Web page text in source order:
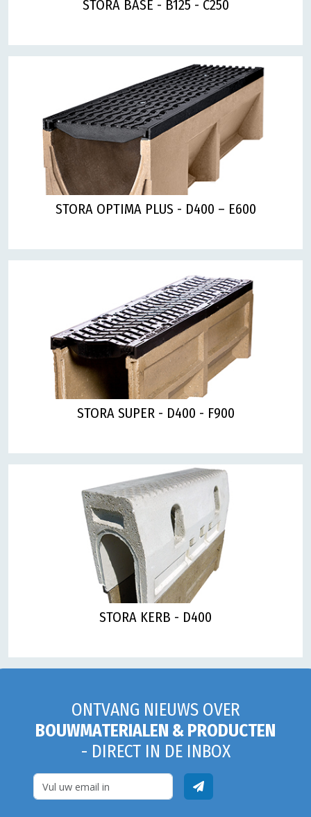
STORA BASE - B125 - C250
STORA OPTIMA PLUS - D400 – E600
STORA SUPER - D400 - F900
STORA KERB - D400
ONTVANG NIEUWS OVER
BOUWMATERIALEN & PRODUCTEN
- DIRECT IN DE INBOX